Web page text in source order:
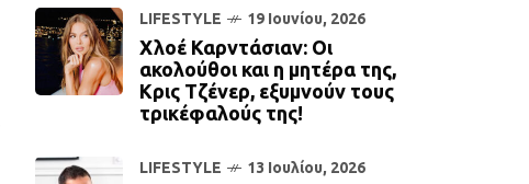
LIFESTYLE 19 Ιουνίου, 2026
Χλοέ Καρντάσιαν: Οι
ακολούθοι και η μητέρα της,
Κρις Τζένερ, εξυμνούν τους
τρικέφαλούς της!
LIFESTYLE 13 Ιουλίου, 2026